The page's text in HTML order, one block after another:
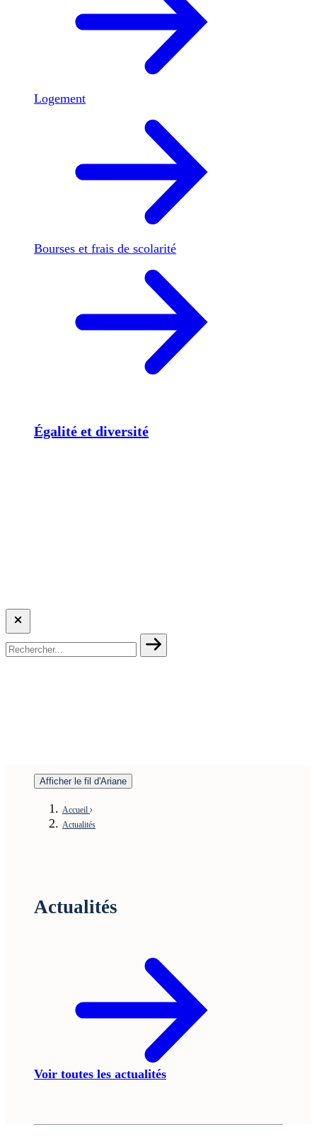
Logement
Bourses et frais de scolarité
Égalité et diversité
Afficher le fil d'Ariane
Accueil
Actualités
Actualités
Voir toutes les actualités